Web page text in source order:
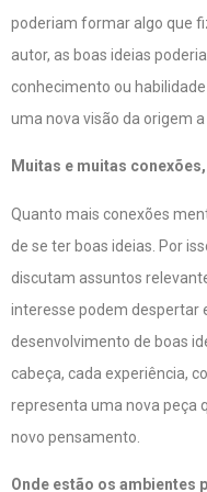
poderiam formar algo que
autor, as boas ideias
conhecimento ou
uma nova visão da origem a
Muitas e muitas
Quanto mais conexões
de se ter boas ideias. Por
discutam assuntos
interesse podem despertar
desenvolvimento de boas
cabeça, cada experiência,
representa uma nova peça
novo pensamento.
Onde estão os ambientes